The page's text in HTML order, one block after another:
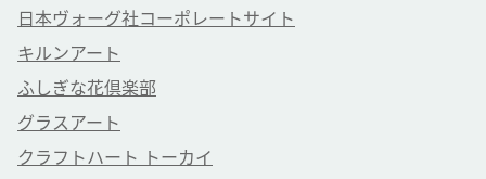
日本ヴォーグ社コーポレートサイト
キルンアート
ふしぎな花倶楽部
グラスアート
クラフトハート トーカイ